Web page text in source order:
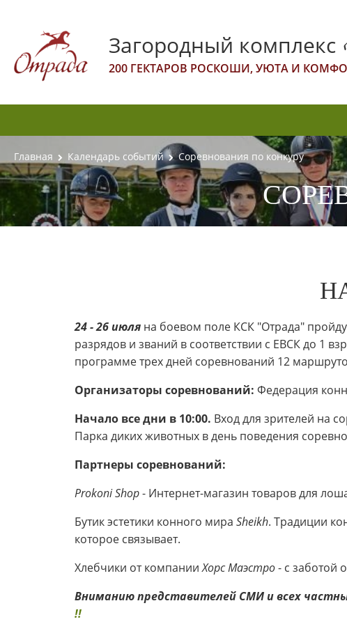
Загородный комплекс
200 ГЕКТАРОВ РОСКОШИ, УЮТА И
Главная Календарь событий Соревнования по конкуру
24 - 26 июля на боевом поле КСК "Отрада"
разрядов и званий в соответствии с ЕВСК до 1
программе трех дней соревнований 12
Организаторы соревнований: Федерация
Начало все дни в 10:00. Вход для зрителей на
Парка диких животных в день поведения
Партнеры соревнований:
Prokoni Shop- Интернет-магазин товаров для
Бутик эстетики конного мира Sheikh. Традиции
которое связывает.
Хлебчики от компанииХорс Маэстро- с заботой
Вниманию представителей СМИ и всех
!!